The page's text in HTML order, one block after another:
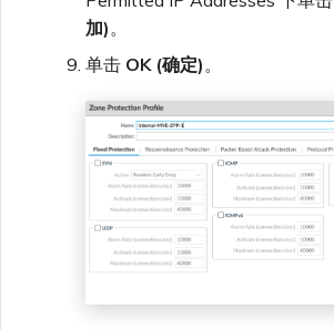
加)。
单击 OK (确定)。